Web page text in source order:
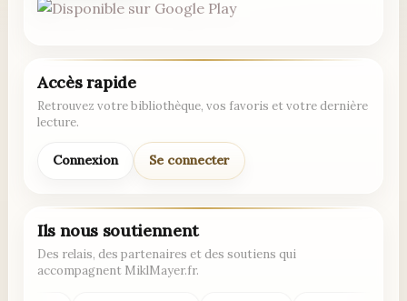
Accès rapide
Retrouvez votre bibliothèque, vos favoris et votre dernière
lecture.
Connexion Se connecter
Ils nous soutiennent
Des relais, des partenaires et des soutiens qui
accompagnent MiklMayer.fr.